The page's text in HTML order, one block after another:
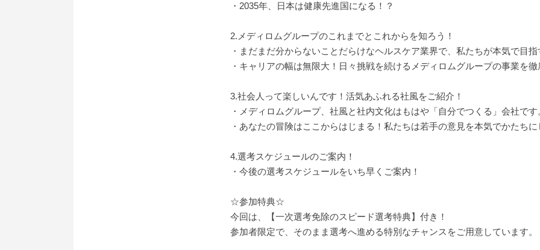
・2035年、日本は健康先進国になる！？
2.メディロムグループのこれまでとこれからを知ろう！
・まだまだ分からないことだらけなヘルスケア業界で、私たちが本気で目指
・キャリアの幅は無限大！日々挑戦を続けるメディロムグループの事業を
3.社会人って楽しいんです！活気あふれる社風をご紹介！
・メディロムグループ、社風と社内文化はもはや「自分でつくる」会社です
・あなたの冒険はここからはじまる！私たちは若手の意見を本気でかたち
4.選考スケジュールのご案内！
・今後の選考スケジュールをいち早くご案内！
☆参加特典☆
今回は、【一次選考免除のスピード選考特典】付き！
参加者限定で、そのまま選考へ進める特別なチャンスをご用意しています。